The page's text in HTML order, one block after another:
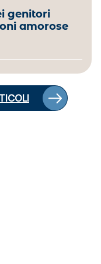
genitori
amorose